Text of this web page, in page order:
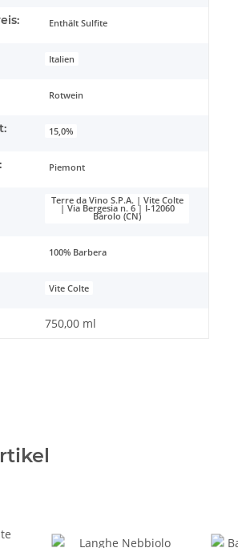
Enthält Sulfite
Italien
Rotwein
15,0%
Piemont
Terre da Vino S.P.A. | Vite Colte
| Via Bergesia n. 6 | I-12060
Barolo (CN)
100% Barbera
Vite Colte
750,00 ml